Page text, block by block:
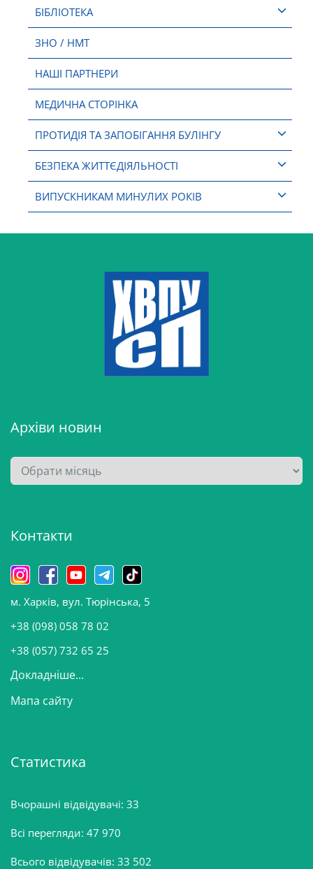
БІБЛІОТЕКА
ЗНО / НМТ
НАШІ ПАРТНЕРИ
МЕДИЧНА СТОРІНКА
ПРОТИДІЯ ТА ЗАПОБІГАННЯ БУЛІНГУ
БЕЗПЕКА ЖИТТЄДІЯЛЬНОСТІ
ВИПУСКНИКАМ МИНУЛИХ РОКІВ
Архіви новин
А
р
в
н
о
в
и
Контакти
м. Харків, вул. Тюрінська, 5
+38 (098) 058 78 02
+38 (057) 732 65 25
Докладніше...
Мапа сайту
Статистика
Вчорашні відвідувачі: 33
Всі перегляди: 47 970
Всього відвідувачів: 33 502